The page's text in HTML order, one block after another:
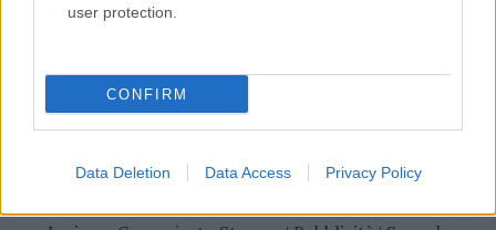
user protection.
CONFIRM
Data Deletion Data Access Privacy Policy